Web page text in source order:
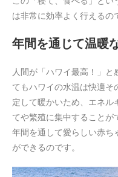
は非常に効率よく行えるの
年間を通じて温暖
人間が「ハワイ最高！」
てもハワイの水温は快適
定して暖かいため、エネ
てや繁殖に集中すること
年間を通して愛らしい赤ち
ができるのです。